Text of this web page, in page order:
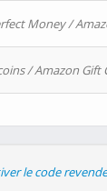
Money /
/ Amazon Gift
le code